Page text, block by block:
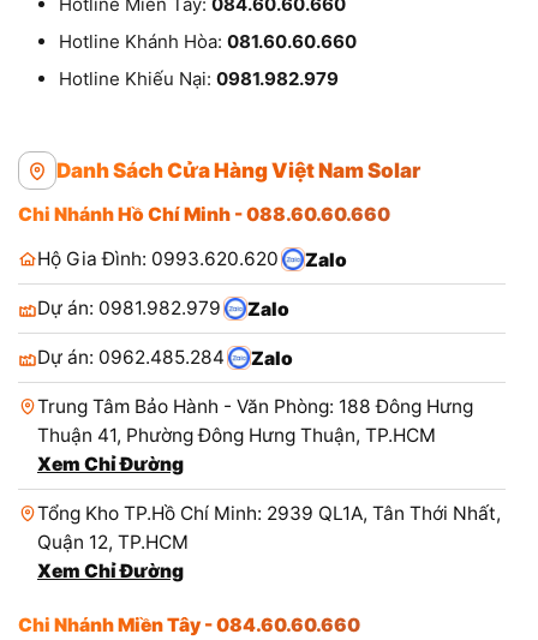
Hotline Miền Tây: 084.60.60.660
Hotline Khánh Hòa: 081.60.60.660
Hotline Khiếu Nại: 0981.982.979
Danh Sách Cửa Hàng Việt Nam Solar
Chi Nhánh Hồ Chí Minh - 088.60.60.660
Hộ Gia Đình: 0993.620.620
Zalo
Dự án: 0981.982.979 Zalo
Dự án: 0962.485.284 Zalo
Trung Tâm Bảo Hành - Văn Phòng: 188 Đông Hưng
Thuận 41, Phường Đông Hưng Thuận, TP.HCM
Xem Chỉ Đường
Tổng Kho TP.Hồ Chí Minh: 2939 QL1A, Tân Thới Nhất,
Quận 12, TP.HCM
Xem Chỉ Đường
Chi Nhánh Miền Tây - 084.60.60.660